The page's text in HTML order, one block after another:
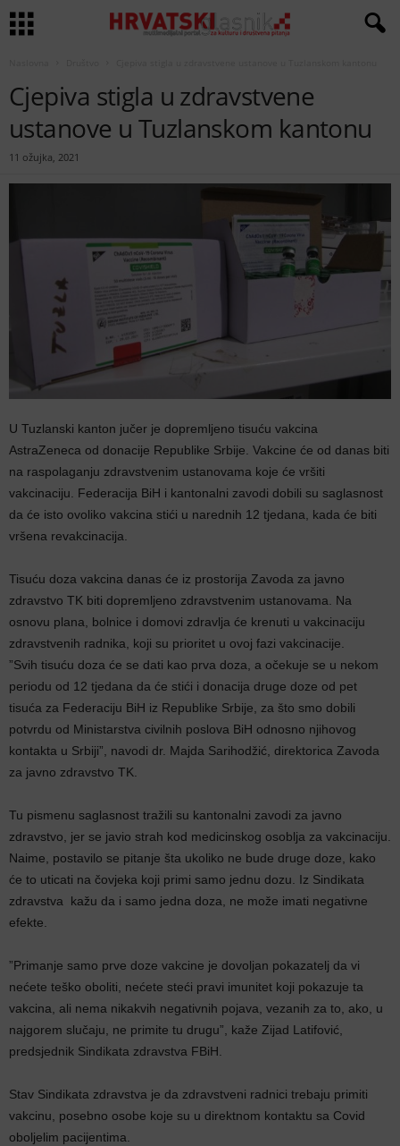
Cjepiva stigla u zdravstvene
ustanove u Tuzlanskom kantonu
11 ožujka, 2021
U Tuzlanski kanton jučer je dopremljeno tisuću vakcina
AstraZeneca od donacije Republike Srbije. Vakcine će od danas biti
na raspolaganju zdravstvenim ustanovama koje će vršiti
vakcinaciju. Federacija BiH i kantonalni zavodi dobili su saglasnost
da će isto ovoliko vakcina stići u narednih 12 tjedana, kada će biti
vršena revakcinacija.
Tisuću doza vakcina danas će iz prostorija Zavoda za javno
zdravstvo TK biti dopremljeno zdravstvenim ustanovama. Na
osnovu plana, bolnice i domovi zdravlja će krenuti u vakcinaciju
zdravstvenih radnika, koji su prioritet u ovoj fazi vakcinacije.
”Svih tisuću doza će se dati kao prva doza, a očekuje se u nekom
periodu od 12 tjedana da će stići i donacija druge doze od pet
tisuća za Federaciju BiH iz Republike Srbije, za što smo dobili
potvrdu od Ministarstva civilnih poslova BiH odnosno njihovog
kontakta u Srbiji”, navodi dr. Majda Sarihodžić, direktorica Zavoda
za javno zdravstvo TK.
Tu pismenu saglasnost tražili su kantonalni zavodi za javno
zdravstvo, jer se javio strah kod medicinskog osoblja za vakcinaciju.
Naime, postavilo se pitanje šta ukoliko ne bude druge doze, kako
će to uticati na čovjeka koji primi samo jednu dozu. Iz Sindikata
zdravstva kažu da i samo jedna doza, ne može imati negativne
efekte.
”Primanje samo prve doze vakcine je dovoljan pokazatelj da vi
nećete teško oboliti, nećete steći pravi imunitet koji pokazuje ta
vakcina, ali nema nikakvih negativnih pojava, vezanih za to, ako, u
najgorem slučaju, ne primite tu drugu”, kaže Zijad Latifović,
predsjednik Sindikata zdravstva FBiH.
Stav Sindikata zdravstva je da zdravstveni radnici trebaju primiti
vakcinu, posebno osobe koje su u direktnom kontaktu sa Covid
oboljelim pacijentima.